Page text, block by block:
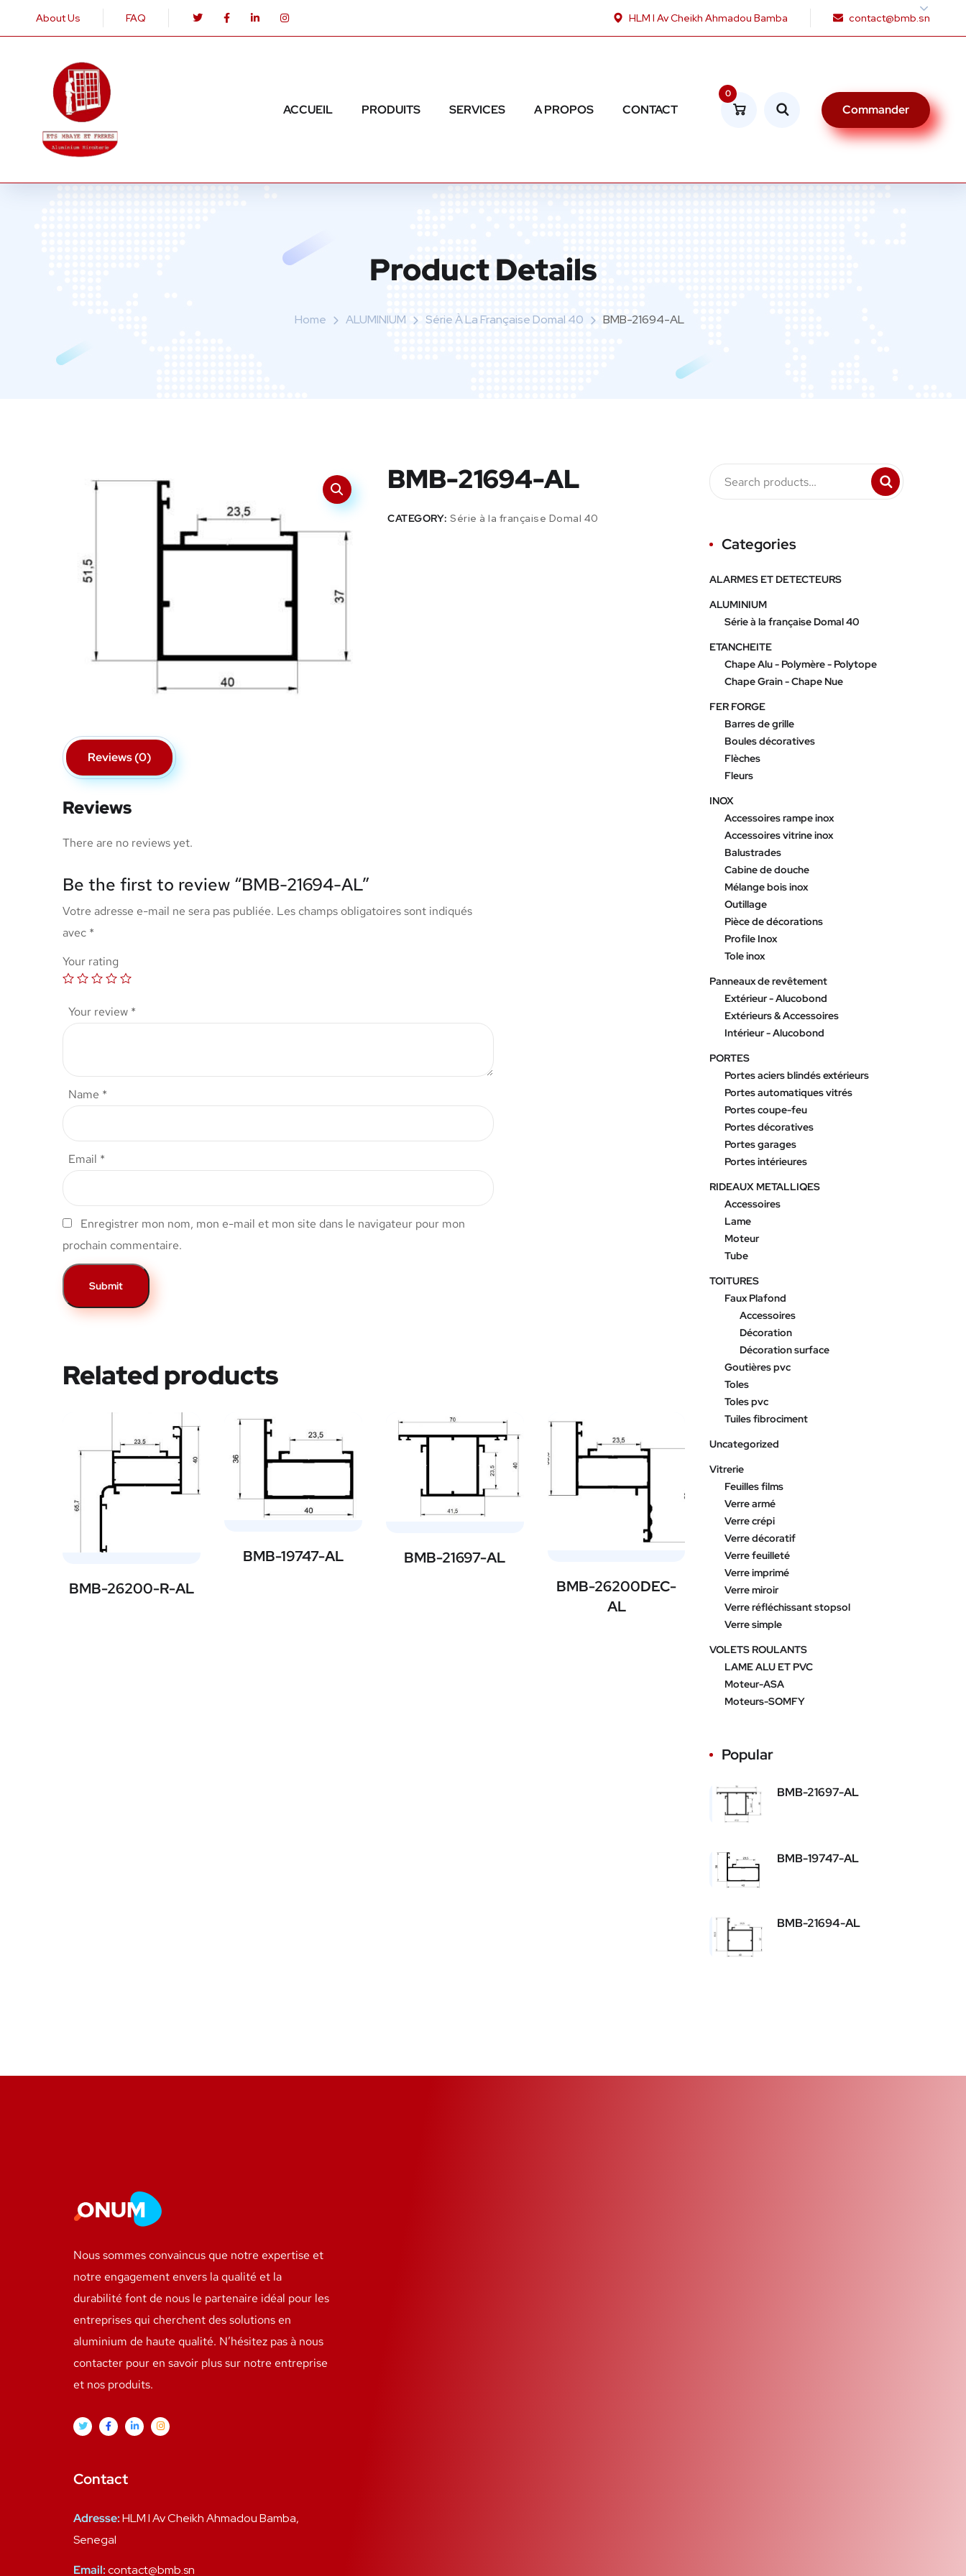
About Us FAQ HLM I Av Cheikh Ahmadou Bamba contact@bmb.sn
ACCUEIL PRODUITS SERVICES A PROPOS CONTACT
0
Commander
Product Details
Home ALUMINIUM Série À La Française Domal 40 BMB-21694-AL
BMB-21694-AL
CATEGORY:Série à la française Domal 40
Reviews (0)
Reviews
There are no reviews yet.
Be the first to review “BMB-21694-AL”
Votre adresse e-mail ne sera pas publiée. Les champs obligatoires sont indiqués
avec *
Your rating
Your review *
Name *
Email *
Enregistrer mon nom, mon e-mail et mon site dans le navigateur pour mon
prochain commentaire.
Related products
BMB-26200-R-AL
BMB-19747-AL
BMB-21697-AL
BMB-26200DEC-
AL
Categories
ALARMES ET DETECTEURS
ALUMINIUM
Série à la française Domal 40
ETANCHEITE
Chape Alu - Polymère - Polytope
Chape Grain - Chape Nue
FER FORGE
Barres de grille
Boules décoratives
Flèches
Fleurs
INOX
Accessoires rampe inox
Accessoires vitrine inox
Balustrades
Cabine de douche
Mélange bois inox
Outillage
Pièce de décorations
Profile Inox
Tole inox
Panneaux de revêtement
Extérieur - Alucobond
Extérieurs & Accessoires
Intérieur - Alucobond
PORTES
Portes aciers blindés extérieurs
Portes automatiques vitrés
Portes coupe-feu
Portes décoratives
Portes garages
Portes intérieures
RIDEAUX METALLIQES
Accessoires
Lame
Moteur
Tube
TOITURES
Faux Plafond
Accessoires
Décoration
Décoration surface
Goutières pvc
Toles
Toles pvc
Tuiles fibrociment
Uncategorized
Vitrerie
Feuilles films
Verre armé
Verre crépi
Verre décoratif
Verre feuilleté
Verre imprimé
Verre miroir
Verre réfléchissant stopsol
Verre simple
VOLETS ROULANTS
LAME ALU ET PVC
Moteur-ASA
Moteurs-SOMFY
Popular
BMB-21697-AL
BMB-19747-AL
BMB-21694-AL
Nous sommes convaincus que notre expertise et
notre engagement envers la qualité et la
durabilité font de nous le partenaire idéal pour les
entreprises qui cherchent des solutions en
aluminium de haute qualité. N’hésitez pas à nous
contacter pour en savoir plus sur notre entreprise
et nos produits.
Contact
Adresse:HLM I Av Cheikh Ahmadou Bamba,
Senegal
Email:contact@bmb.sn